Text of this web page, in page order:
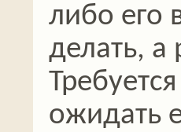
либо его
делать, а
ожидать